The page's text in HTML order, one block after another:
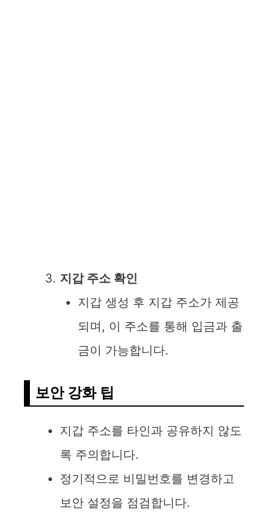
지갑 주소 확인
지갑 생성 후 지갑 주소가 제공
되며, 이 주소를 통해 입금과 출
금이 가능합니다.
보안 강화 팁
지갑 주소를 타인과 공유하지 않도
록 주의합니다.
정기적으로 비밀번호를 변경하고
보안 설정을 점검합니다.